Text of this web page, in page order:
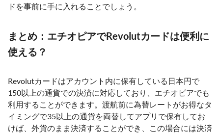
ドを事前に手に入れることでしょう。
まとめ：エチオピアでRevolutカードは便利に
使える？
Revolutカードはアカウント内に保有している日本円で
150以上の通貨での決済に対応しており、エチオピアでも
利用することができます。渡航前に為替レートがお得なタ
イミングで35以上の通貨を両替してアプリで保有してお
けば、外貨のまま決済することができ、この場合には決済